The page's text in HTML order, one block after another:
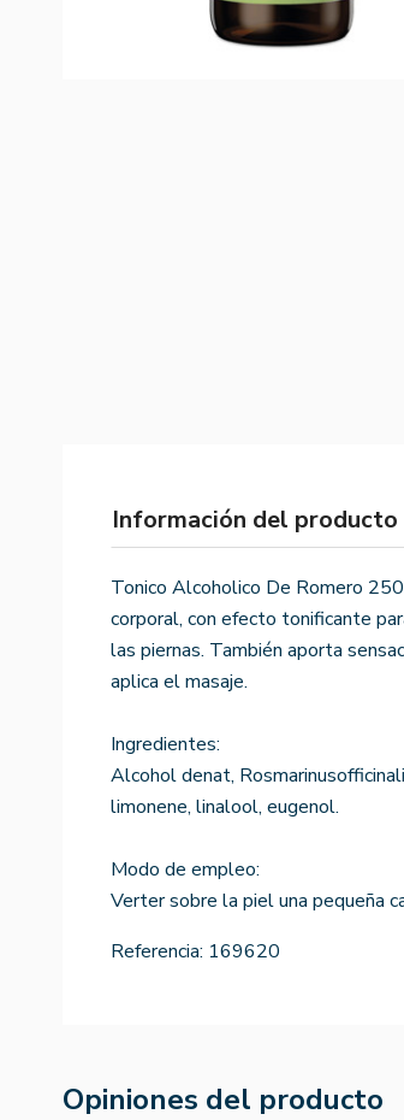
Información del producto
Tonico Alcoholico De Romero
corporal, con efecto tonificante
las piernas. También aporta
aplica el masaje.
Ingredientes:
Alcohol denat,
limonene, linalool, eugenol.
Modo de empleo:
Verter sobre la piel una pequeña
Referencia: 169620
Opiniones del producto